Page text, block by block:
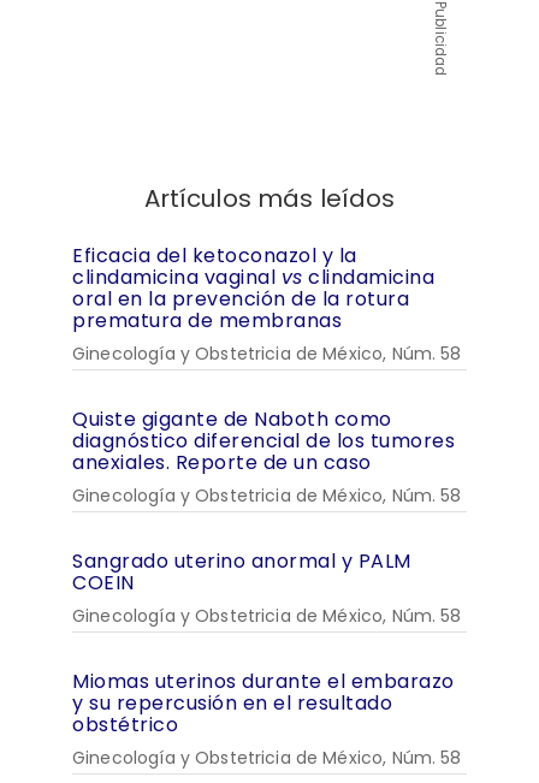
Publicidad
Artículos más leídos
Eficacia del ketoconazol y la
clindamicina vaginal vs clindamicina
oral en la prevención de la rotura
prematura de membranas
Ginecología y Obstetricia de México, Núm. 58
Quiste gigante de Naboth como
diagnóstico diferencial de los tumores
anexiales. Reporte de un caso
Ginecología y Obstetricia de México, Núm. 58
Sangrado uterino anormal y PALM
COEIN
Ginecología y Obstetricia de México, Núm. 58
Miomas uterinos durante el embarazo
y su repercusión en el resultado
obstétrico
Ginecología y Obstetricia de México, Núm. 58